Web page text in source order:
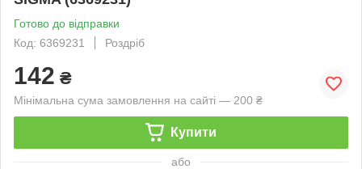
Готово до відправки
Код: 6369231
Роздріб
142 ₴
Мінімальна сума замовлення на сайті — 200 ₴
Купити
або